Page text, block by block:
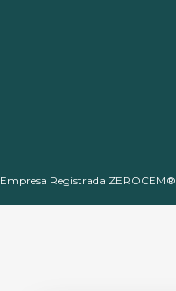
Empresa Registrada ZEROCEM®